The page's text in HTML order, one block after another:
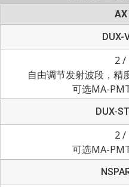
AX
DUX-
2 /
自由调节发射波段，精
可选MA-
DUX-
2 /
可选MA-